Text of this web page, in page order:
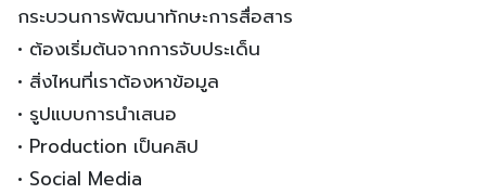
กระบวนการพัฒนาทักษะการสื่อสาร
• ต้องเริ่มต้นจากการจับประเด็น
• สิ่งไหนที่เราต้องหาข้อมูล
• รูปแบบการนำเสนอ
• Production เป็นคลิป
• Social Media